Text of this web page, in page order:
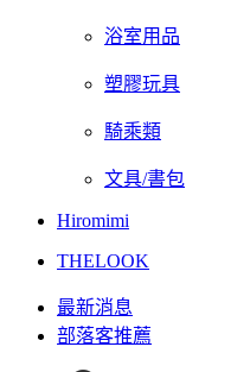
浴室用品
塑膠玩具
騎乘類
文具/書包
Hiromimi
THELOOK
最新消息
部落客推薦